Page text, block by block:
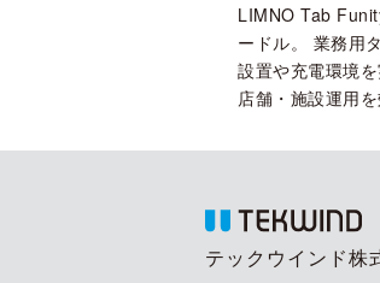
LIMNO Tab
ードル。 業務用
設置や充電環境
店舗・施設運用を
テックウインド株